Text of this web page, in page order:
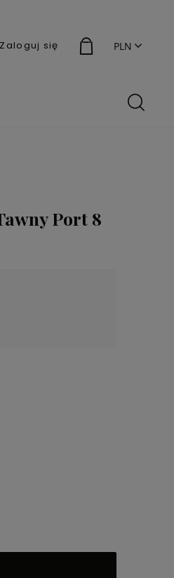
Zaloguj się
Port 8